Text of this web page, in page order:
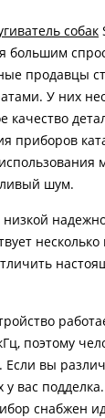
собак
большим
продавцы
У них
качество
приборов
шум.
поэтому
вы
у вас подделка.
снабжен